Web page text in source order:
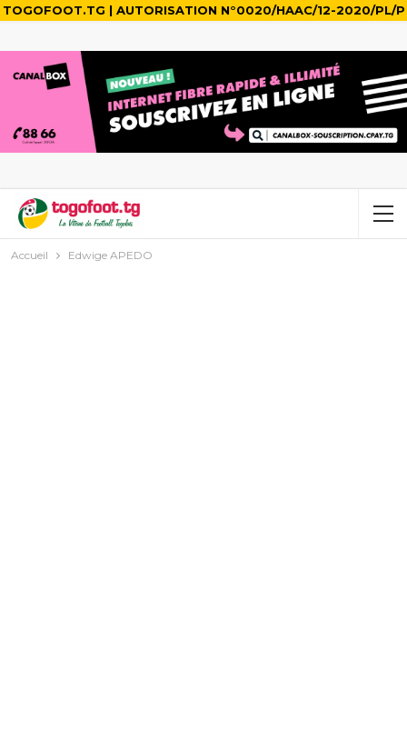
TOGOFOOT.TG | AUTORISATION N°0020/HAAC/12-2020/PL/P
Accueil Edwige APEDO